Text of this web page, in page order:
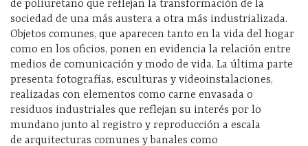
de poliuretano que reflejan la transformación de la
sociedad de una más austera a otra más industrializada.
Objetos comunes, que aparecen tanto en la vida del hogar
como en los oficios, ponen en evidencia la relación entre
medios de comunicación y modo de vida. La última parte
presenta fotografías, esculturas y videoinstalaciones,
realizadas con elementos como carne envasada o
residuos industriales que reflejan su interés por lo
mundano junto al registro y reproducción a escala
de arquitecturas comunes y banales como